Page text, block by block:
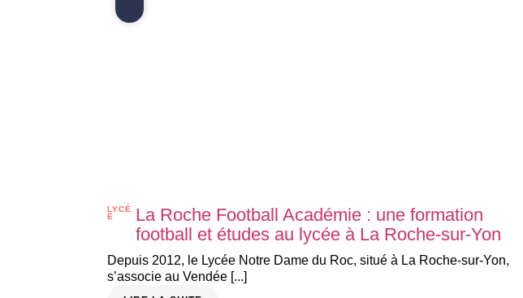
LYCÉ
E
La Roche Football Académie : une formation
football et études au lycée à La Roche-sur-Yon
Depuis 2012, le Lycée Notre Dame du Roc, situé à La Roche-sur-Yon,
s’associe au Vendée [...]